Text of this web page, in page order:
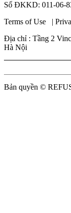
Số ĐKKD: 011-06-
Terms of Use |
Địa chỉ : Tầng 2
Hà Nội
Bản quyền ©